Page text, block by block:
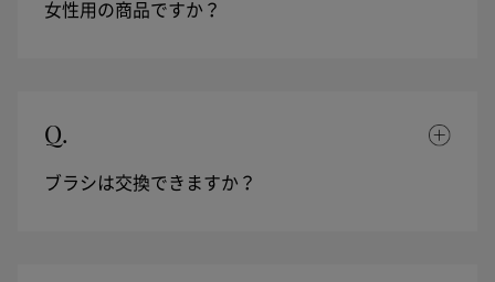
女性用の商品ですか？
Q.
ブラシは交換できますか？